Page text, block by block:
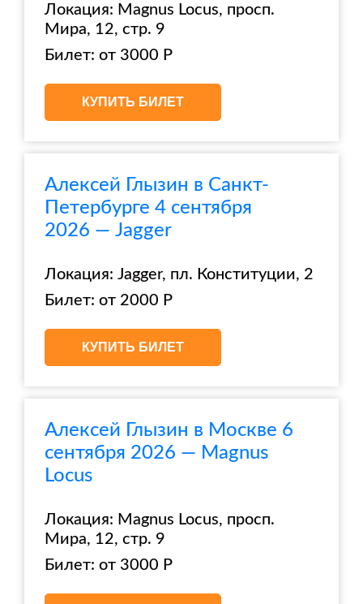
Локация: Magnus Locus, просп.
Мира, 12, стр. 9
Билет: от 3000 Р
КУПИТЬ БИЛЕТ
Алексей Глызин в Санкт-
Петербурге 4 сентября
2026 — Jagger
Локация: Jagger, пл. Конституции, 2
Билет: от 2000 Р
КУПИТЬ БИЛЕТ
Алексей Глызин в Москве 6
сентября 2026 — Magnus
Locus
Локация: Magnus Locus, просп.
Мира, 12, стр. 9
Билет: от 3000 Р